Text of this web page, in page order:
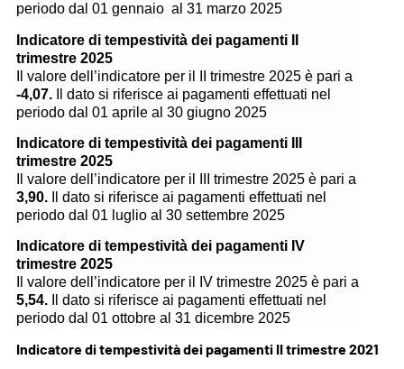
periodo dal 01 gennaio al 31 marzo 2025
Indicatore di tempestività dei pagamenti II
trimestre 2025
Il valore dell’indicatore per il II trimestre 2025 è pari a
-4,07.
Il dato si riferisce ai pagamenti effettuati nel
periodo dal 01 aprile al 30 giugno 2025
Indicatore di tempestività dei pagamenti III
trimestre 2025
Il valore dell’indicatore per il III trimestre 2025 è pari a
3,90.
Il dato si riferisce ai pagamenti effettuati nel
periodo dal 01 luglio al 30 settembre 2025
Indicatore di tempestività dei pagamenti IV
trimestre 2025
Il valore dell’indicatore per il IV trimestre 2025 è pari a
5,54.
Il dato si riferisce ai pagamenti effettuati nel
periodo dal 01 ottobre al 31 dicembre 2025
Indicatore di tempestività dei pagamenti II trimestre 2021